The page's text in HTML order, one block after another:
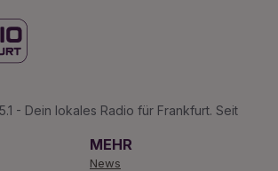
- Dein lokales Radio für Frankfurt. Seit
MEHR
News